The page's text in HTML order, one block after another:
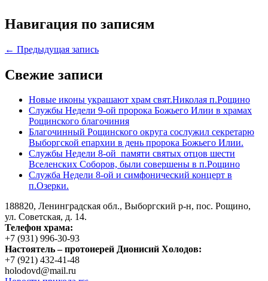
Навигация по записям
← Предыдущая запись
Свежие записи
Новые иконы украшают храм свят.Николая п.Рощино
Службы Недели 9-ой пророка Божьего Илии в храмах
Рощинского благочиния
Благочинный Рощинского округа сослужил секретарю
Выборгской епархии в день пророка Божьего Илии.
Службы Недели 8-ой памяти святых отцов шести
Вселенских Соборов, были совершены в п.Рощино
Служба Недели 8-ой и симфонический концерт в
п.Озерки.
188820, Ленинградская обл., Выборгский р-н, пос. Рощино,
ул. Советская, д. 14.
Телефон храма:
+7 (931) 996-30-93
Настоятель – протоиерей Дионисий Холодов:
+7 (921) 432-41-48
holodovd@mail.ru